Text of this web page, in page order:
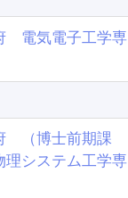
電気電子工学専
（博士前期課
理システム工学専